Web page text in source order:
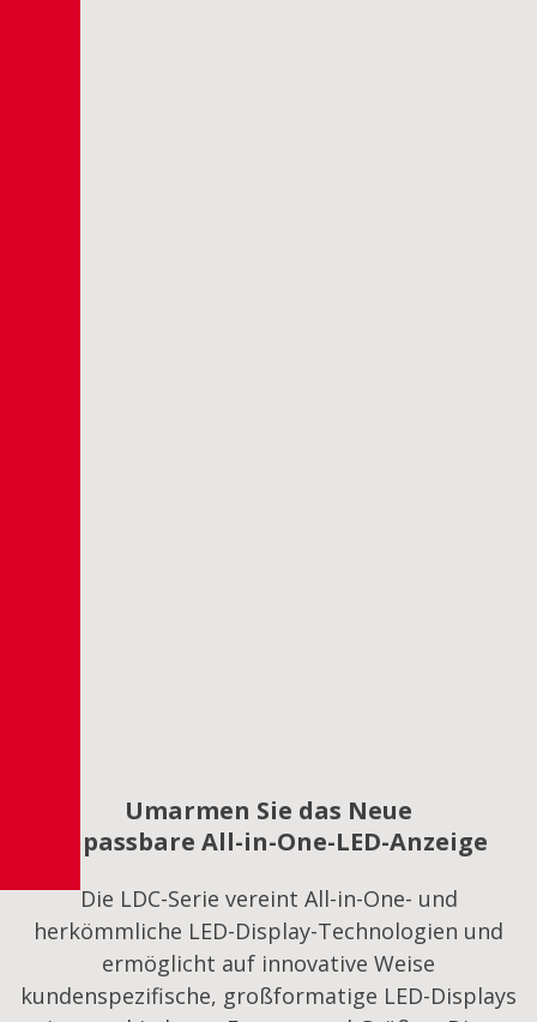
Umarmen Sie das Neue
Anpassbare All-in-One-LED-Anzeige
Die LDC-Serie vereint All-in-One- und
herkömmliche LED-Display-Technologien und
ermöglicht auf innovative Weise
kundenspezifische, großformatige LED-Displays